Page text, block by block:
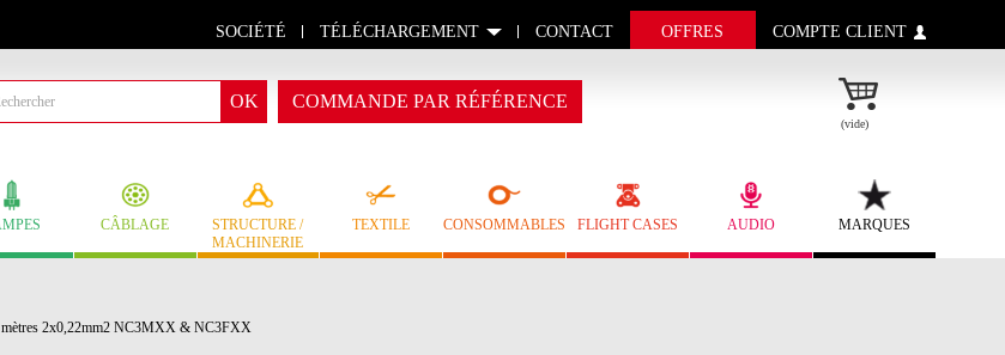
SOCIÉTÉ TÉLÉCHARGEMENT CONTACT OFFRES COMPTE CLIENT
(vide)
COMMANDE PAR RÉFÉRENCE
CÂBLAGE
STRUCTURE /
MACHINERIE
TEXTILE CONSOMMABLES FLIGHT CASES AUDIO MARQUES
2x0,22mm2 NC3MXX & NC3FXX